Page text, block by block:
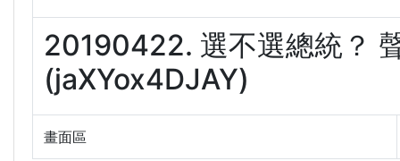
20190422. 選不選總統？
(jaXYox4DJAY)
畫面區